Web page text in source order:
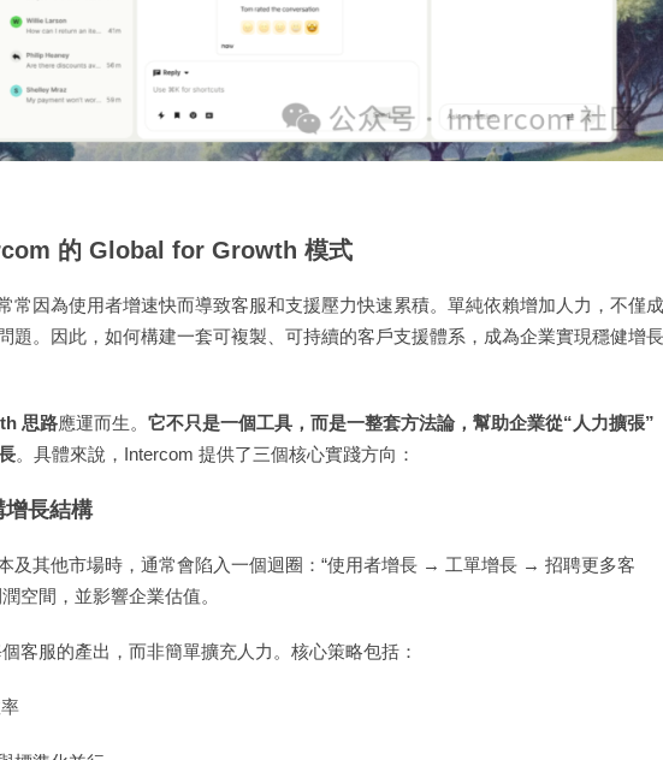
的 Global for Growth 模式
常因為使用者增速快而導致客服和支援壓力快速累積。單純依賴增加人力，不僅成
題。因此，如何構建一套可複製、可持續的客戶支援體系，成為企業實現穩健增長
思路應運而生。 它不只是一個工具，而是一整套方法論，幫助企業從“人力擴張”
。具體來說，Intercom 提供了三個核心實踐方向：
增長結構
及其他市場時，通常會陷入一個迴圈：“使用者增長 → 工單增長 → 招聘更多客
空間，並影響企業估值。
客服的產出，而非簡單擴充人力。核心策略包括：